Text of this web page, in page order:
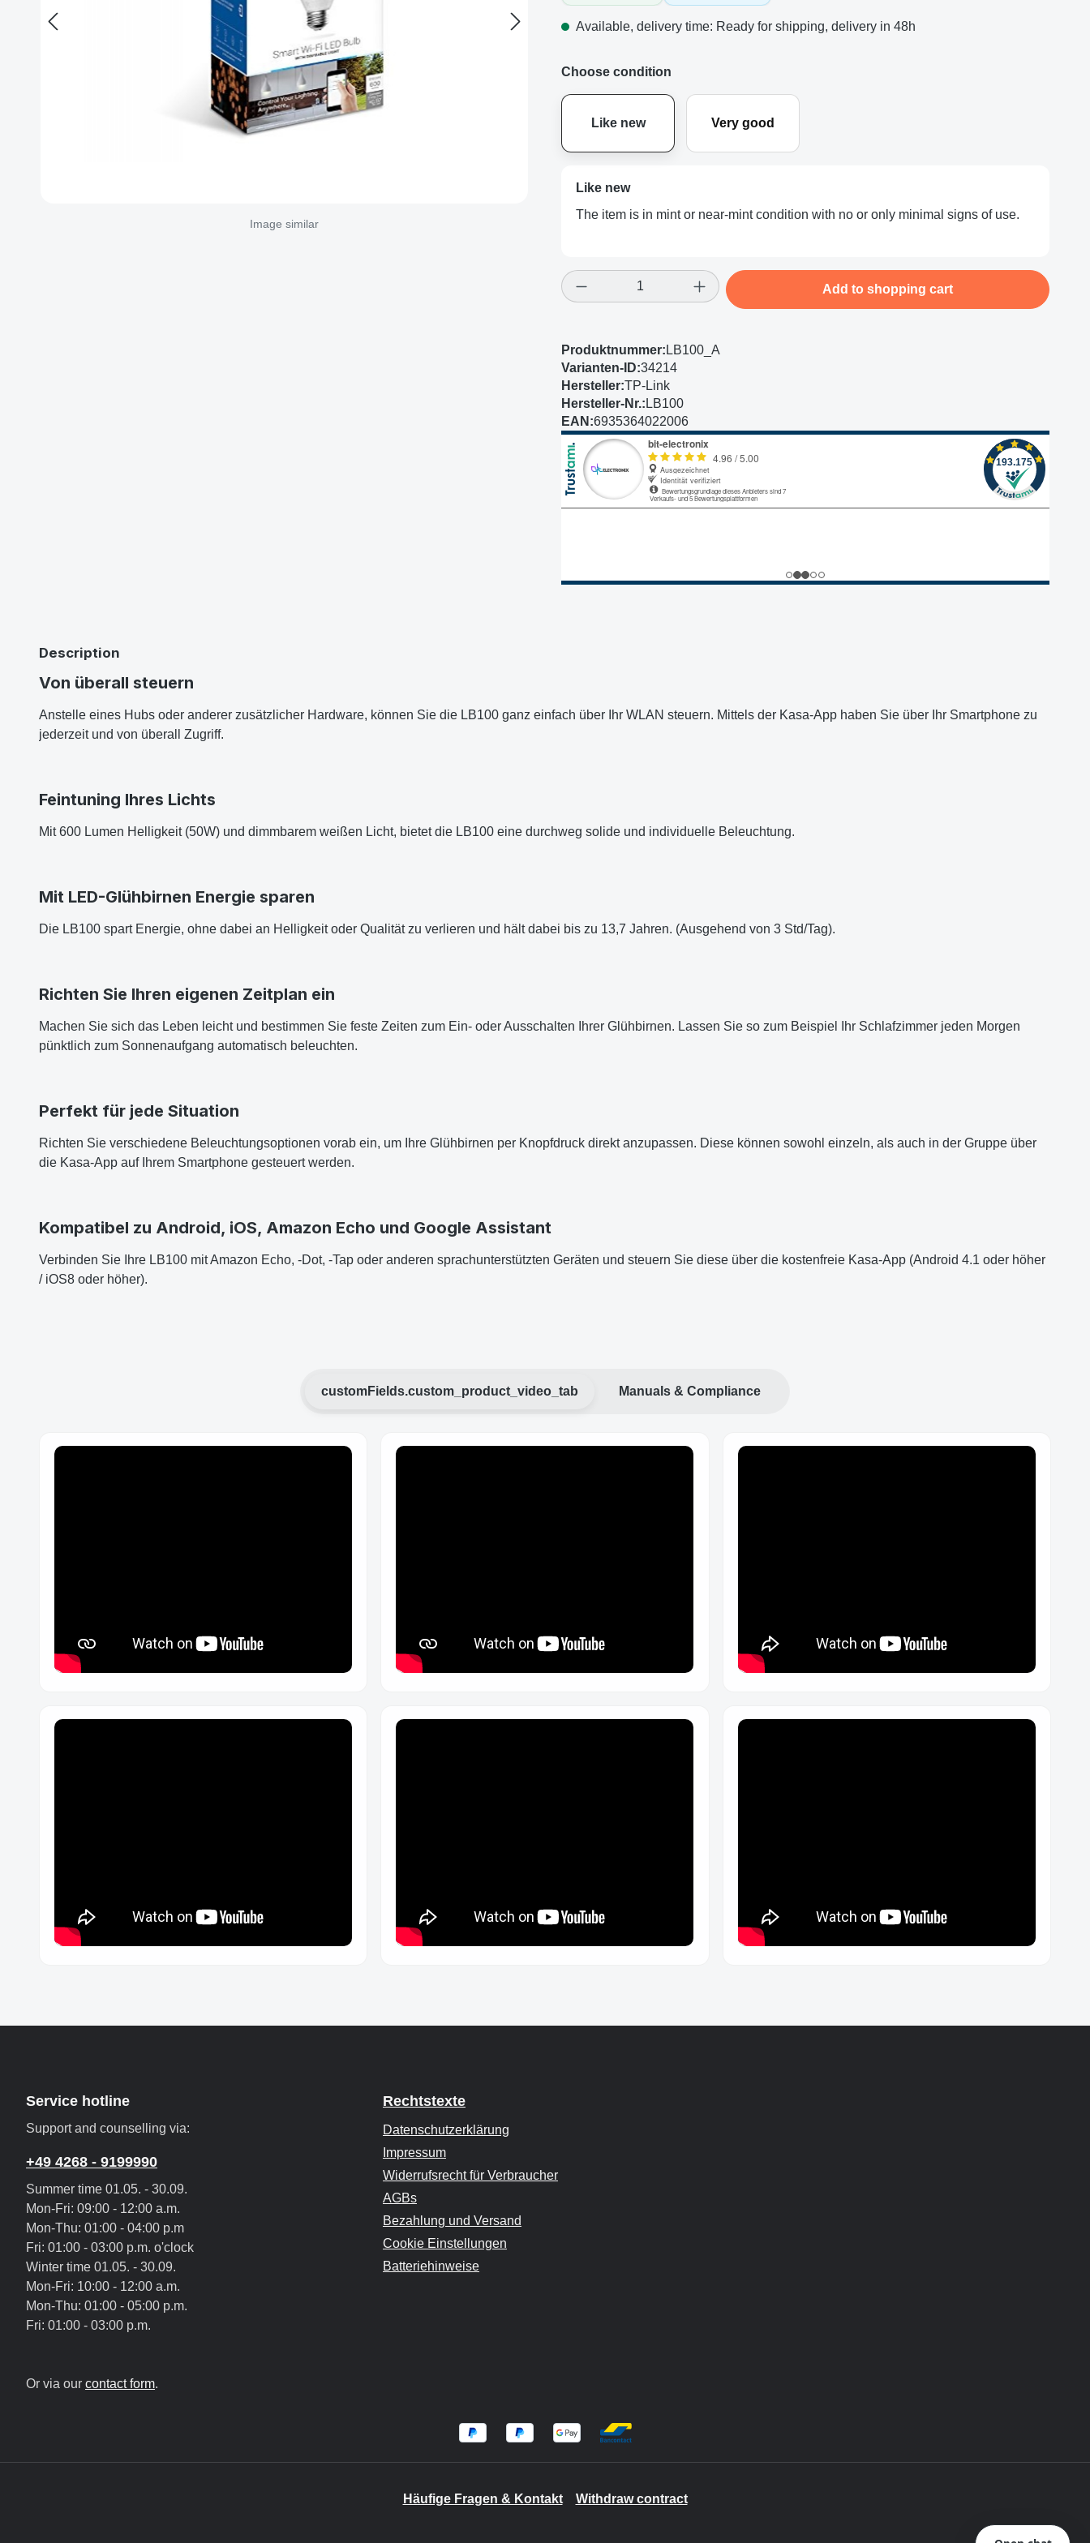
Image similar
Available, delivery time: Ready for shipping, delivery in 48h
Choose condition
Like new Very good
Like new
The item is in mint or near-mint condition with no or only minimal signs of use.
Product Quantity: Enter the desired amount or use the
Add to shopping cart
Produktnummer: LB100_A
Varianten-ID:34214
Hersteller:TP-Link
Hersteller-Nr.: LB100
EAN:6935364022006
Description
Von überall steuern
Anstelle eines Hubs oder anderer zusätzlicher Hardware, können Sie die LB100 ganz einfach über Ihr WLAN steuern. Mittels der Kasa-App haben Sie über Ihr Smartphone zu
jederzeit und von überall Zugriff.
Feintuning Ihres Lichts
Mit 600 Lumen Helligkeit (50W) und dimmbarem weißen Licht, bietet die LB100 eine durchweg solide und individuelle Beleuchtung.
Mit LED-Glühbirnen Energie sparen
Die LB100 spart Energie, ohne dabei an Helligkeit oder Qualität zu verlieren und hält dabei bis zu 13,7 Jahren. (Ausgehend von 3 Std/Tag).
Richten Sie Ihren eigenen Zeitplan ein
Machen Sie sich das Leben leicht und bestimmen Sie feste Zeiten zum Ein- oder Ausschalten Ihrer Glühbirnen. Lassen Sie so zum Beispiel Ihr Schlafzimmer jeden Morgen
pünktlich zum Sonnenaufgang automatisch beleuchten.
Perfekt für jede Situation
Richten Sie verschiedene Beleuchtungsoptionen vorab ein, um Ihre Glühbirnen per Knopfdruck direkt anzupassen. Diese können sowohl einzeln, als auch in der Gruppe über
die Kasa-App auf Ihrem Smartphone gesteuert werden.
Kompatibel zu Android, iOS, Amazon Echo und Google Assistant
Verbinden Sie Ihre LB100 mit Amazon Echo, -Dot, -Tap oder anderen sprachunterstützten Geräten und steuern Sie diese über die kostenfreie Kasa-App (Android 4.1 oder höher
/ iOS8 oder höher).
customFields.custom_product_video_tab Manuals & Compliance
Service hotline
Support and counselling via:
+49 4268 - 9199990
Summer time 01.05. - 30.09.
Mon-Fri: 09:00 - 12:00 a.m.
Mon-Thu: 01:00 - 04:00 p.m
Fri: 01:00 - 03:00 p.m. o'clock
Winter time 01.05. - 30.09.
Mon-Fri: 10:00 - 12:00 a.m.
Mon-Thu: 01:00 - 05:00 p.m.
Fri: 01:00 - 03:00 p.m.
Or via our contact form.
Rechtstexte
Datenschutzerklärung
Impressum
Widerrufsrecht für Verbraucher
AGBs
Bezahlung und Versand
Cookie Einstellungen
Batteriehinweise
Häufige Fragen & Kontakt Withdraw contract